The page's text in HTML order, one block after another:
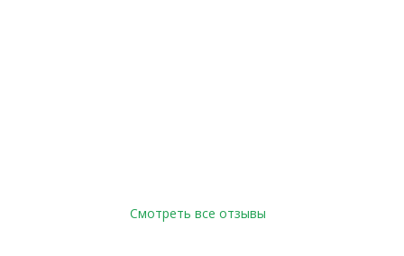
Смотреть все отзывы